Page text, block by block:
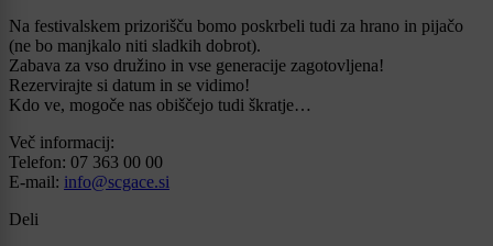
Na festivalskem prizorišču bomo poskrbeli tudi za hrano in pijačo
(ne bo manjkalo niti sladkih dobrot).
Zabava za vso družino in vse generacije zagotovljena!
Rezervirajte si datum in se vidimo!
Kdo ve, mogoče nas obiščejo tudi škratje…
Več informacij:
Telefon: 07 363 00 00
E-mail: info@scgace.si
Deli